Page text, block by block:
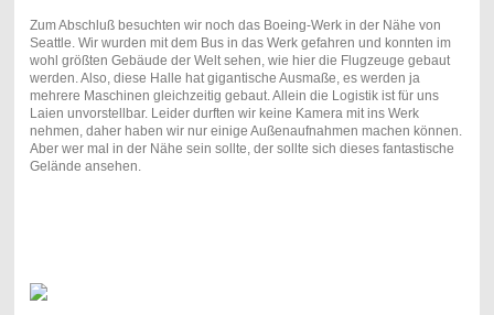
Zum Abschluß besuchten wir noch das Boeing-Werk in der Nähe von
Seattle. Wir wurden mit dem Bus in das Werk gefahren und konnten im
wohl größten Gebäude der Welt sehen, wie hier die Flugzeuge gebaut
werden. Also, diese Halle hat gigantische Ausmaße, es werden ja
mehrere Maschinen gleichzeitig gebaut. Allein die Logistik ist für uns
Laien unvorstellbar. Leider durften wir keine Kamera mit ins Werk
nehmen, daher haben wir nur einige Außenaufnahmen machen können.
Aber wer mal in der Nähe sein sollte, der sollte sich dieses fantastische
Gelände ansehen.